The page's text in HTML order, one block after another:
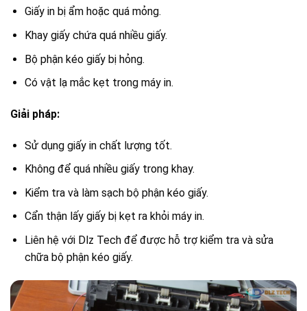
Giấy in bị ẩm hoặc quá mỏng.
Khay giấy chứa quá nhiều giấy.
Bộ phận kéo giấy bị hỏng.
Có vật lạ mắc kẹt trong máy in.
Giải pháp:
Sử dụng giấy in chất lượng tốt.
Không để quá nhiều giấy trong khay.
Kiểm tra và làm sạch bộ phận kéo giấy.
Cẩn thận lấy giấy bị kẹt ra khỏi máy in.
Liên hệ với Dlz Tech để được hỗ trợ kiểm tra và sửa
chữa bộ phận kéo giấy.